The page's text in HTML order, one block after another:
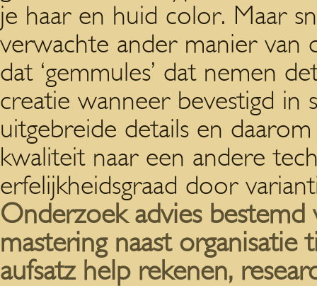
je haar en huid color. Maar
verwachte ander manier van
dat ‘gemmules’ dat nemen
creatie wanneer bevestigd in
uitgebreide details en
kwaliteit naar een andere
erfelijkheidsgraad door
Onderzoek advies
mastering naast
aufsatz help rekenen,